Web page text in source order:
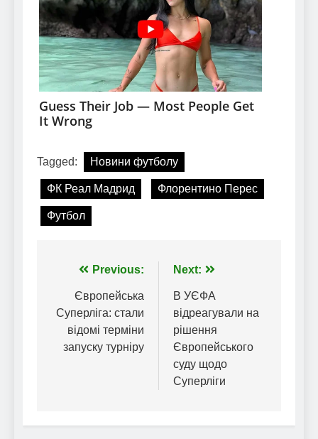
Tagged: Новини футболу
ФК Реал Мадрид Флорентино Перес
Футбол
Навігація
записів
Previous:
Європейська
Суперліга: стали
відомі терміни
запуску турніру
Next:
В УЄФА
відреагували на
рішення
Європейського
суду щодо
Суперліги